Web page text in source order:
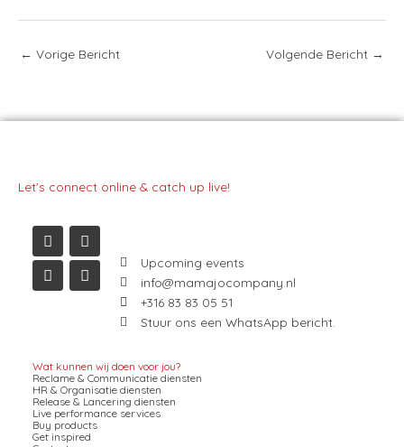
← Vorige Bericht Volgende Bericht →
Let's connect online & catch up live!
s
t
a
g
r
c
e
b
o
o
n
k
e
d
i
u
t
u
b
e
Upcoming events
info@mamajocompany.nl
+316 83 83 05 51
Stuur ons een WhatsApp bericht.
Wat kunnen wij doen voor jou?
Reclame & Communicatie diensten
HR & Organisatie diensten
Release & Lancering diensten
Live performance services
Buy products
Get inspired